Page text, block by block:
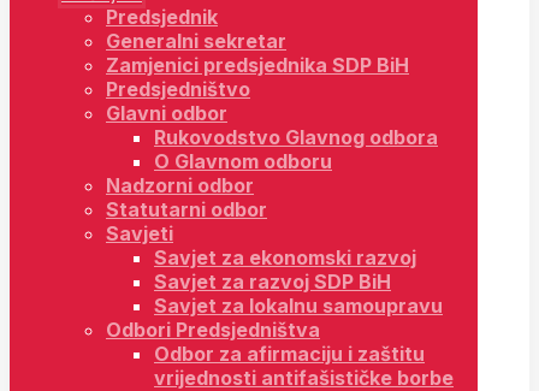
Predsjednik
Generalni sekretar
Zamjenici predsjednika SDP BiH
Predsjedništvo
Glavni odbor
Rukovodstvo Glavnog odbora
O Glavnom odboru
Nadzorni odbor
Statutarni odbor
Savjeti
Savjet za ekonomski razvoj
Savjet za razvoj SDP BiH
Savjet za lokalnu samoupravu
Odbori Predsjedništva
Odbor za afirmaciju i zaštitu
vrijednosti antifašističke borbe